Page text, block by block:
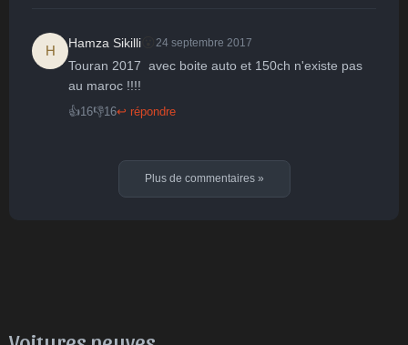
H
Hamza Sikilli 24 septembre 2017
Touran 2017  avec boite auto et 150ch n'existe pas
au maroc !!!!
👍16👎16↩ répondre
Plus de commentaires »